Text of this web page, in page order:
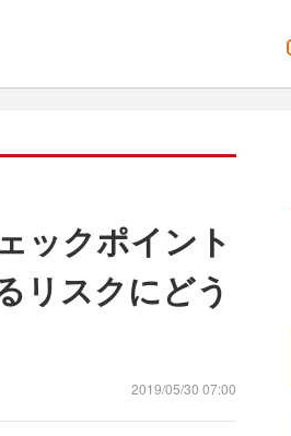
ックポイント
リスクにどう
2019/05/30 07:00